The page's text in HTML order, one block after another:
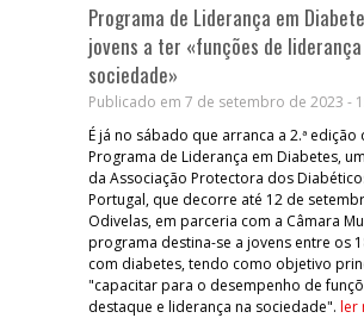
Programa de Liderança em
jovens a ter «funções de
sociedade»
Publicado em 7 de setembro de 2023 -
É já no sábado que arranca a 2.ª edição
Programa de Liderança em Diabetes,
da Associação Protectora dos
Portugal, que decorre até 12 de
Odivelas, em parceria com a Câmara
programa destina-se a jovens entre os
com diabetes, tendo como objetivo
"capacitar para o desempenho de
destaque e liderança na sociedade". ler